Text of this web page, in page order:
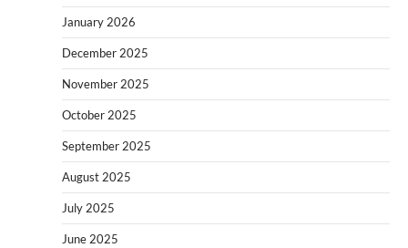
January 2026
December 2025
November 2025
October 2025
September 2025
August 2025
July 2025
June 2025